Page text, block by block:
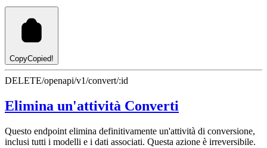
CopyCopied!
DELETE/openapi/v1/convert/:id
Elimina un'attività Converti
Questo endpoint elimina definitivamente un'attività di conversione,
inclusi tutti i modelli e i dati associati. Questa azione è irreversibile.